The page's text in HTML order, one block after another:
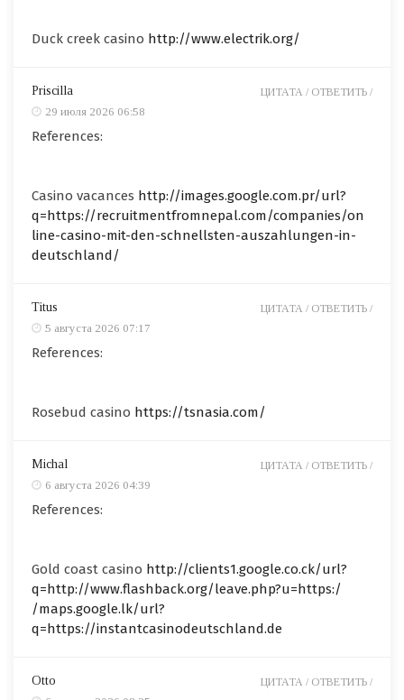
Duck creek casino http://www.electrik.org/
Priscilla
29 июля 2026 06:58
References:
Casino vacances http://images.google.com.pr/url?
q=https://recruitmentfromnepal.com/companies/on
line-casino-mit-den-schnellsten-auszahlungen-in-
deutschland/
ЦИТАТА / ОТВЕТИТЬ /
Titus
5 августа 2026 07:17
References:
Rosebud casino https://tsnasia.com/
ЦИТАТА / ОТВЕТИТЬ /
Michal
6 августа 2026 04:39
References:
Gold coast casino http://clients1.google.co.ck/url?
q=http://www.flashback.org/leave.php?u=https:/
/maps.google.lk/url?
q=https://instantcasinodeutschland.de
ЦИТАТА / ОТВЕТИТЬ /
Otto
ЦИТАТА / ОТВЕТИТЬ /